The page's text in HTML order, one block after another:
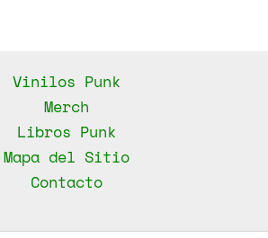
Vinilos Punk
Merch
Libros Punk
Mapa del Sitio
Contacto